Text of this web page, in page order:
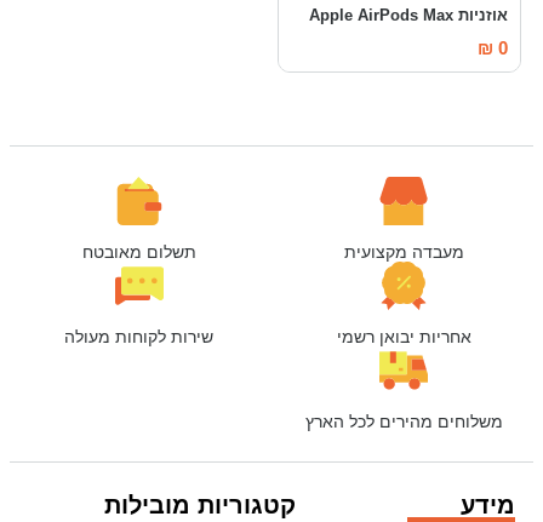
אוזניות Apple AirPods Max
₪ 0
מעבדה מקצועית תשלום מאובטח
אחריות יבואן רשמי שירות לקוחות מעולה
משלוחים מהירים לכל הארץ
מידע קטגוריות מובילות